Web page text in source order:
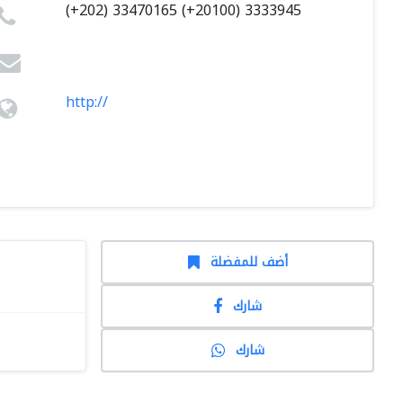
(+202) 33470165 (+20100) 3333945
http://
أضف للمفضلة
شارك
شارك